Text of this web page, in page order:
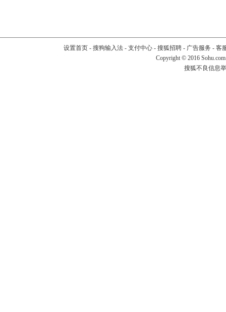
设置首页- 搜狗输入法- 支付中心- 搜狐招聘- 广告服务 - 客
Copyright © 2016
搜狐不良信息